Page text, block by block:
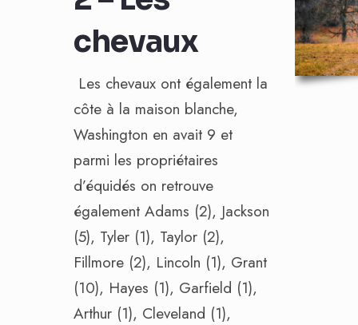
chevaux
Les chevaux ont également la
côte à la maison blanche,
Washington en avait 9 et
parmi les propriétaires
d’équidés on retrouve
également Adams (2), Jackson
(5), Tyler (1), Taylor (2),
Fillmore (2), Lincoln (1), Grant
(10), Hayes (1), Garfield (1),
Arthur (1), Cleveland (1),